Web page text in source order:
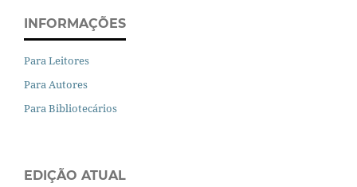
INFORMAÇÕES
Para Leitores
Para Autores
Para Bibliotecários
EDIÇÃO ATUAL